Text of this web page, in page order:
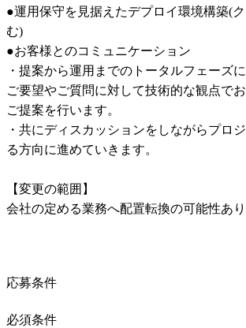
●運用保守を見据えたデプロイ環境構築(
む)
●お客様とのコミュニケーション
・提案から運用までのトータルフェーズ
ご要望やご質問に対して技術的な観点で
ご提案を行います。
・共にディスカッションをしながらプロ
る方向に進めていきます。
【変更の範囲】
会社の定める業務へ配置転換の可能性あり
応募条件
必須条件